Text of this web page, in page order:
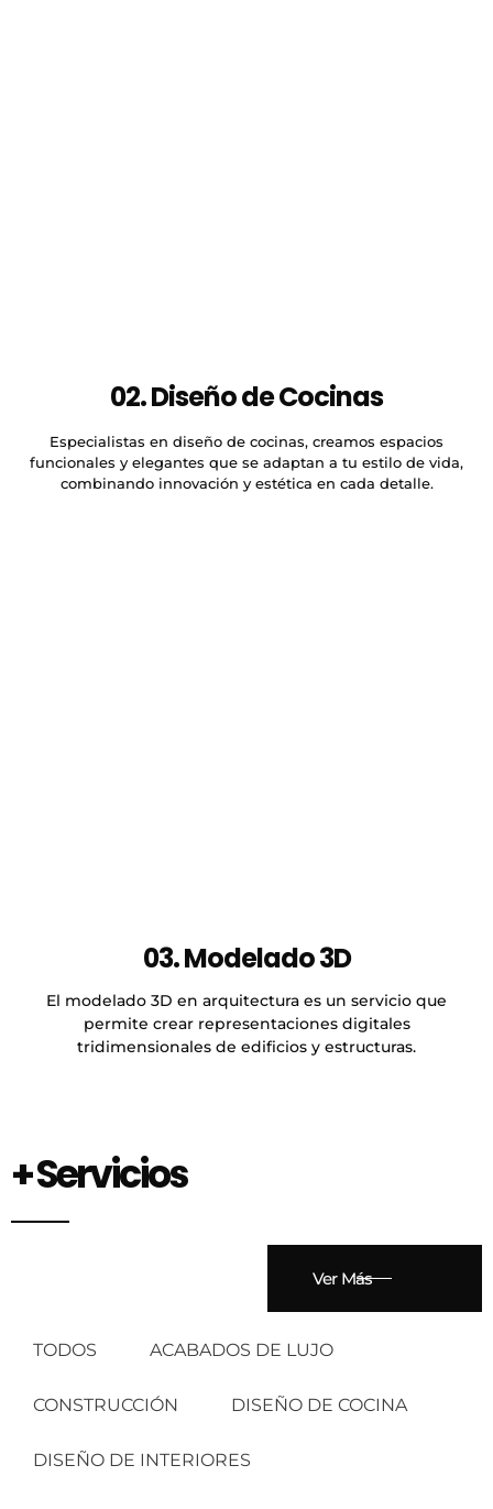
02. Diseño de Cocinas
Especialistas en diseño de cocinas, creamos espacios
funcionales y elegantes que se adaptan a tu estilo de vida,
combinando innovación y estética en cada detalle.
03. Modelado 3D
El modelado 3D en arquitectura es un servicio que
permite crear representaciones digitales
tridimensionales de edificios y estructuras.
+ Servicios
Ver Más
TODOS ACABADOS DE LUJO
CONSTRUCCIÓN DISEÑO DE COCINA
DISEÑO DE INTERIORES